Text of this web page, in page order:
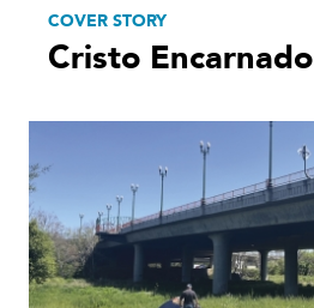
COVER STORY
Cristo Encarnado